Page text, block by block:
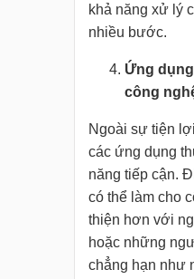
khả năng xử lý
nhiều bước.
Ứng
công
Ngoài sự tiện
các ứng dụng
năng tiếp cận.
có thể làm cho
thiện hơn với
hoặc những
chẳng hạn như